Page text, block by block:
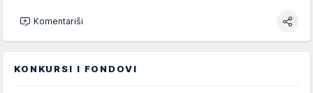
Komentariši
KONKURSI I FONDOVI